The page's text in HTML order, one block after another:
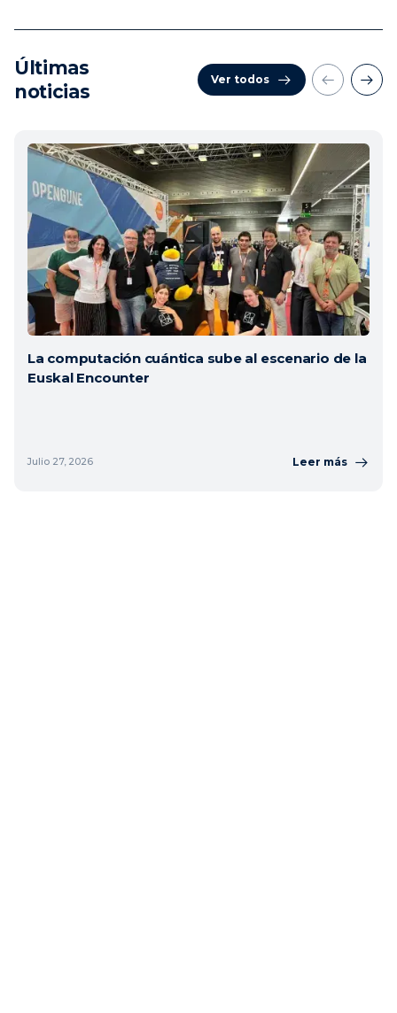
Últimas
noticias
Ver todos
La computación cuántica sube al escenario de la
Euskal Encounter
Julio 27, 2026 Leer más